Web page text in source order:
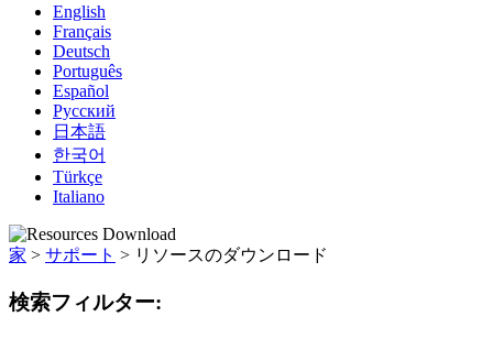
English
Français
Deutsch
Português
Español
Русский
日本語
한국어
Türkçe
Italiano
家 > サポート > リソースのダウンロード
検索フィルター: